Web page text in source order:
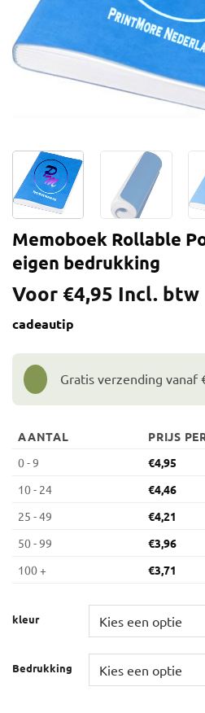
Memoboek Rollable
eigen bedrukking
Voor €4,95 Incl. btw
cadeautip
Gratis verzending vanaf
AANTAL
PRIJS
0 - 9
€4,95
10 - 24
€4,46
25 - 49
€4,21
50 - 99
€3,96
100 +
€3,71
kleur
Bedrukking